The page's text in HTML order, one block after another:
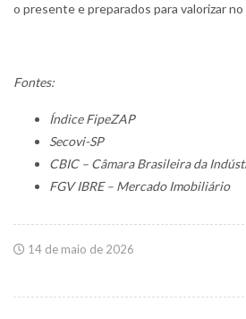
o presente e preparados para valorizar
Fontes:
Índice FipeZAP
Secovi-SP
CBIC – Câmara Brasileira da
FGV IBRE – Mercado Imobiliário
14 de maio de 2026